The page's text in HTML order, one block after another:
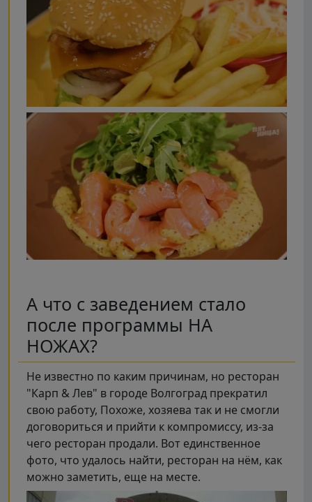
А что с заведением стало
после программы НА
НОЖАХ?
Не известно по каким причинам, но ресторан
"Карп & Лев" в городе Волгоград прекратил
свою работу, Похоже, хозяева так и не смогли
договориться и прийти к компромиссу, из-за
чего ресторан продали. Вот единственное
фото, что удалось найти, ресторан на нём, как
можно заметить, еще на месте.